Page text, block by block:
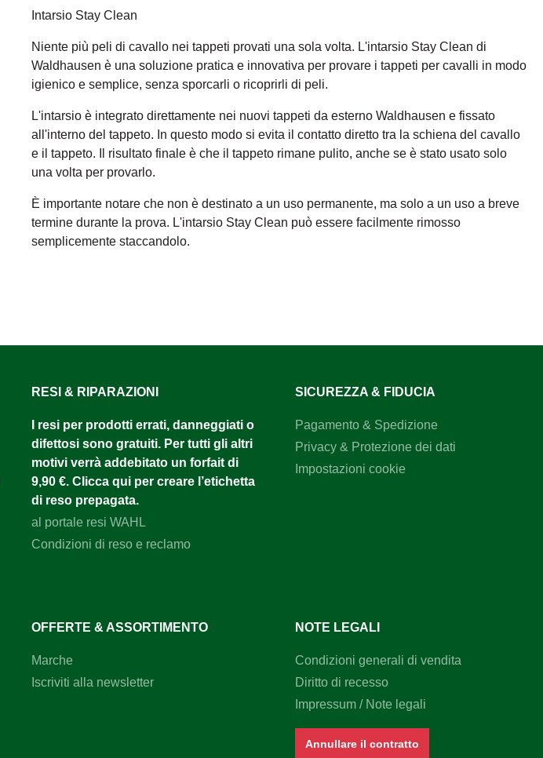
Intarsio Stay Clean
Niente più peli di cavallo nei tappeti provati una sola volta. L'intarsio Stay Clean di
Waldhausen è una soluzione pratica e innovativa per provare i tappeti per cavalli in modo
igienico e semplice, senza sporcarli o ricoprirli di peli.
L'intarsio è integrato direttamente nei nuovi tappeti da esterno Waldhausen e fissato
all'interno del tappeto. In questo modo si evita il contatto diretto tra la schiena del cavallo
e il tappeto. Il risultato finale è che il tappeto rimane pulito, anche se è stato usato solo
una volta per provarlo.
È importante notare che non è destinato a un uso permanente, ma solo a un uso a breve
termine durante la prova. L'intarsio Stay Clean può essere facilmente rimosso
semplicemente staccandolo.
RESI & RIPARAZIONI
I resi per prodotti errati, danneggiati o
difettosi sono gratuiti. Per tutti gli altri
motivi verrà addebitato un forfait di
9,90 €. Clicca qui per creare l’etichetta
di reso prepagata.
al portale resi WAHL
Condizioni di reso e reclamo
SICUREZZA & FIDUCIA
Pagamento & Spedizione
Privacy & Protezione dei dati
Impostazioni cookie
OFFERTE & ASSORTIMENTO
Marche
Iscriviti alla newsletter
NOTE LEGALI
Condizioni generali di vendita
Diritto di recesso
Impressum / Note legali
Annullare il contratto